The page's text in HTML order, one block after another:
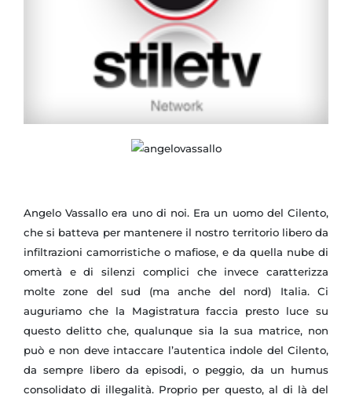
Angelo Vassallo era uno di noi. Era un uomo del Cilento,
che si batteva per mantenere il nostro territorio libero da
infiltrazioni camorristiche o mafiose, e da quella nube di
omertà e di silenzi complici che invece caratterizza
molte zone del sud (ma anche del nord) Italia. Ci
auguriamo che la Magistratura faccia presto luce su
questo delitto che, qualunque sia la sua matrice, non
può e non deve intaccare l’autentica indole del Cilento,
da sempre libero da episodi, o peggio, da un humus
consolidato di illegalità. Proprio per questo, al di là del